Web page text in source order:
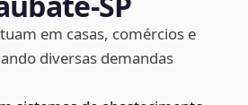
em casas, comércios e
diversas demandas